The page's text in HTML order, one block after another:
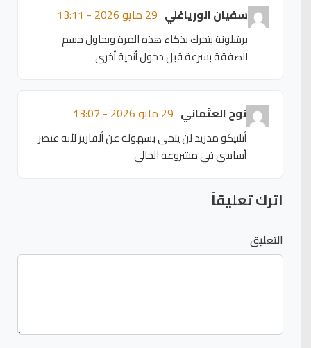
سفيان الورياغلي 29 مايو 2026 - 13:11
برشلونة يتحرك بذكاء هذه المرة ويحاول حسم
الصفقة بسرعة قبل دخول أندية أخرى
نوح العثماني 29 مايو 2026 - 13:07
أتلتيكو مدريد لن يتخلى بسهولة عن ألفاريز لأنه عنصر
أساسي في مشروعه الحالي
اترك تعليقاً
التعليق